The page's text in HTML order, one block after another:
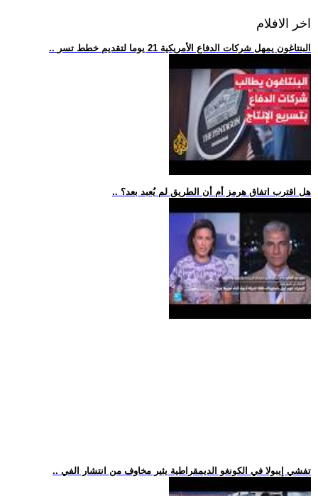
اخر الافلام
.. البنتاغون يمهل شركات الدفاع الأمريكية 21 يوما لتقديم خطط تسر
.. هل اقترب اتفاق هرمز أم أن الطريق لم يُعبد بعد؟
.. تفشي إيبولا في الكونغو الديمقراطية يثير مخاوف من انتشار الفي